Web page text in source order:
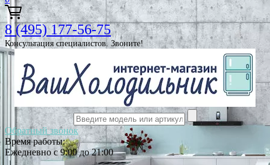
8 (495) 177-56-75
Консультация специалистов. Звоните!
Обратный звонок
Время работы:
Ежедневно с 9:00 до 21:00